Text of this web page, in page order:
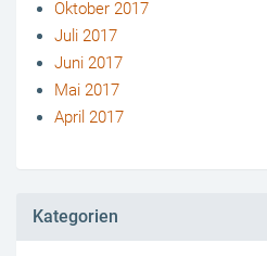
Oktober 2017
Juli 2017
Juni 2017
Mai 2017
April 2017
Kategorien